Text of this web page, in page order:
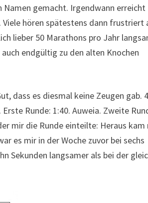
Namen gemacht. Irgendwann erreicht
hören spätestens dann frustriert
lieber 50 Marathons pro Jahr
endgültig zu den alten Knochen
dass es diesmal keine Zeugen gab.
Runde: 1:40. Auweia. Zweite
mir die Runde einteilte: Heraus kam
es mir in der Woche zuvor bei sechs
Sekunden langsamer als bei der